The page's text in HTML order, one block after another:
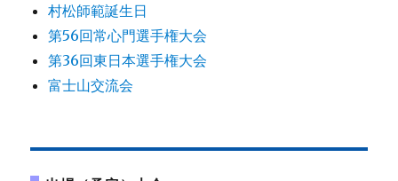
村松師範誕生日
第56回常心門選手権大会
第36回東日本選手権大会
富士山交流会